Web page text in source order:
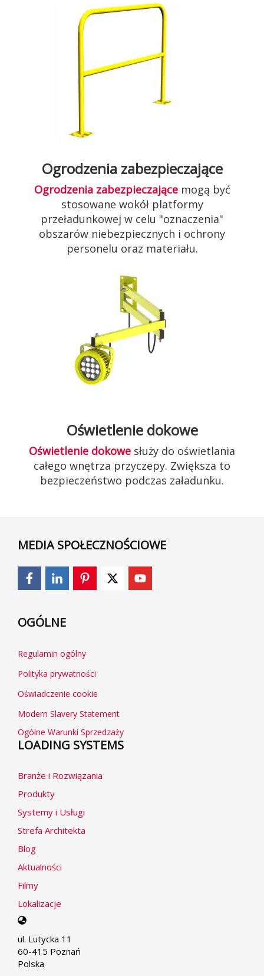
Ogrodzenia zabezpieczające
Ogrodzenia zabezpieczającemogą być
stosowane wokół platformy
przeładunkowej w celu "oznaczenia"
obszarów niebezpiecznych i ochrony
personelu oraz materiału.
Oświetlenie dokowe
Oświetlenie dokowe służy do oświetlania
całego wnętrza przyczepy. Zwiększa to
bezpieczeństwo podczas załadunku.
MEDIA SPOŁECZNOŚCIOWE
OGÓLNE
Regulamin ogólny
Polityka prywatności
Oświadczenie cookie
Modern Slavery Statement
Ogólne Warunki Sprzedzaży
LOADING SYSTEMS
Branże i Rozwiązania
Produkty
Systemy i Usługi
Strefa Architekta
Blog
Aktualności
Filmy
Lokalizacje
Select
language
ul. Lutycka 11
60-415 Poznań
Polska